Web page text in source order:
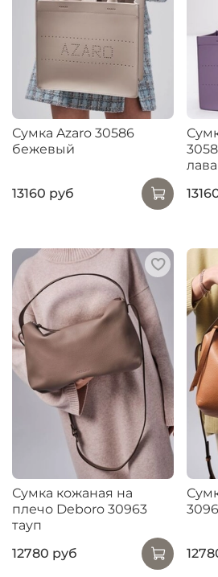
Сумка Azaro 30586
бежевый
13160 руб
Сумка кожаная на
плечо Deboro 30963
тауп
12780 руб